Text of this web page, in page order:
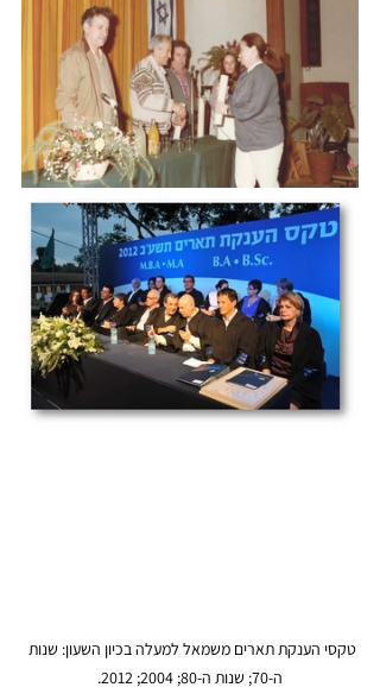
טקסי הענקת תארים משמאל למעלה בכיון השעון: שנות
ה-70; שנות ה-80; 2004; 2012.